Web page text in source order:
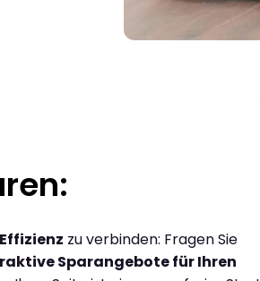
zu verbinden: Fragen Sie
Sparangebote für Ihren